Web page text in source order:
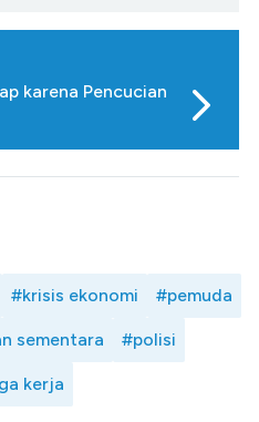
karena Pencucian
#krisis ekonomi #pemuda
sementara #polisi
kerja